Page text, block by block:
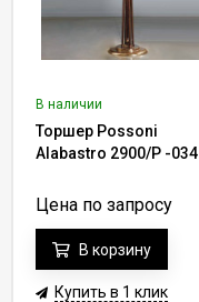
В наличии
Торшер Possoni
Alabastro 2900/P -034
Цена по запросу
В корзину
Купить в 1 клик